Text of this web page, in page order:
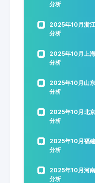
分析
2025年10月浙
分析
2025年10月上
分析
2025年10月山
分析
2025年10月北
分析
2025年10月福
分析
2025年10月河
分析